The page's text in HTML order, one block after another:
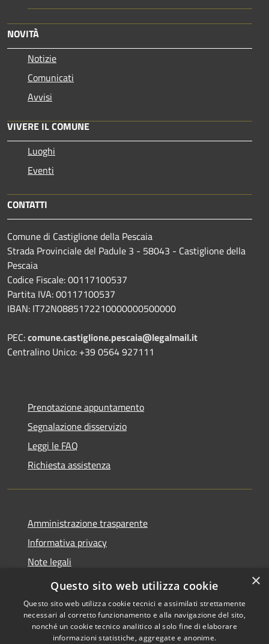
NOVITÀ
Notizie
Comunicati
Avvisi
VIVERE IL COMUNE
Luoghi
Eventi
CONTATTI
Comune di Castiglione della Pescaia
Strada Provinciale del Padule 3 - 58043 - Castiglione della
Pescaia
Codice Fiscale: 00117100537
Partita IVA: 00117100537
IBAN: IT72N0885172210000000500000
PEC:comune.castiglione.pescaia@legalmail.it
Centralino Unico: +39 0564 927111
Prenotazione appuntamento
Segnalazione disservizio
Leggi le FAQ
Richiesta assistenza
Amministrazione trasparente
Informativa privacy
Note legali
Dichiarazione di accessibilità
Copyright © 2026 • Comune di
×
Questo sito web utilizza cookie
Questo sito web utilizza cookie tecnici e assimilati strettamente
necessari al corretto funzionamento e alla navigazione del sito,
nonché un cookie tecnico analitico al solo fine di elaborare
informazioni statistiche, aggregate e anonime.